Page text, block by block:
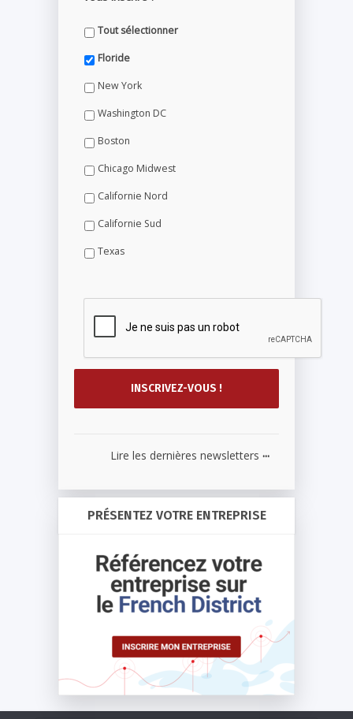
Tout sélectionner
Floride
New York
Washington DC
Boston
Chicago Midwest
Californie Nord
Californie Sud
Texas
Lire les dernières newsletters ...
PRÉSENTEZ VOTRE ENTREPRISE